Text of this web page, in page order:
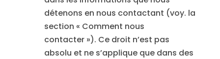
détenons en nous contactant (voy. la
section « Comment nous
contacter »). Ce droit n’est pas
absolu et ne s’applique que dans des